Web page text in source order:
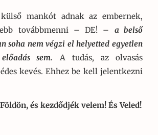
mankót adnak az embernek,
továbbmenni – DE! – a belső
soha nem végzi el helyetted egyetlen
sem. A tudás, az olvasás
kevés. Ehhez be kell jelentkezni
és kezdődjék velem! És Veled!